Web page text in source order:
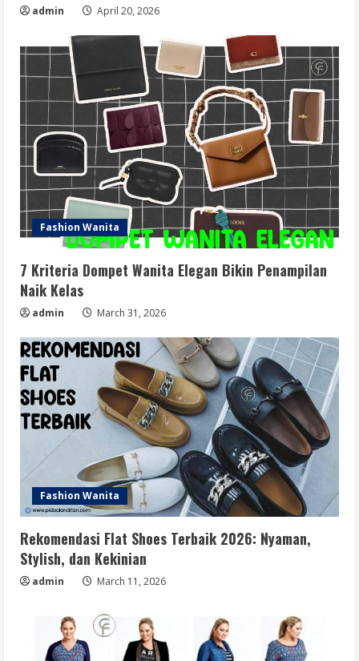
admin April 20, 2026
Fashion Wanita
7 Kriteria Dompet Wanita Elegan Bikin Penampilan
Naik Kelas
admin March 31, 2026
Fashion Wanita
Rekomendasi Flat Shoes Terbaik 2026: Nyaman,
Stylish, dan Kekinian
admin March 11, 2026